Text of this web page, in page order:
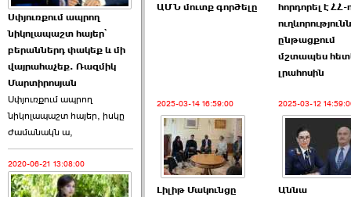
Աննա Վարդապետյանն
ուղերձ է հղել ›››
2026-06-25 23:21:00
Պաշտոնակռիվը սկսված
է. «Հրապարակ» ›››
Սփյուռքում ապրող
նիկոլապաշտ հայեր՝
բերաններդ փակեք և մի
վայրահաչեք. Ռազմիկ
Մարտիրոսյան
Սփյուռքում ապրող
նիկոլապաշտ հայեր, իսկը
ժամանակն ա,
2020-06-21 13:08:00
ԱՄՆ մուտք գործելը
հորդորել է ՀՀ-
ընթացքում
մշտապես
լրահոսին
2025-03-14 16:59:00
Լիլիթ Մակունցը
2025-03-12
Աննա